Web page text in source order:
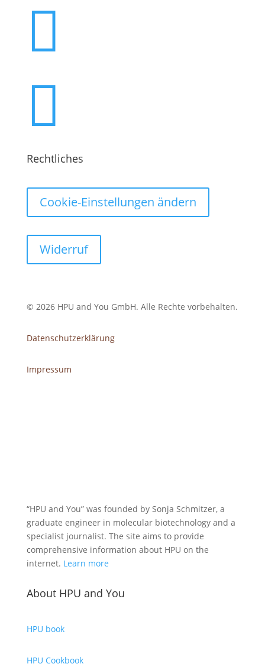


Rechtliches
Cookie-Einstellungen ändern
Widerruf
© 2026 HPU and You GmbH. Alle Rechte vorbehalten.
Datenschutzerklärung
Impressum
“HPU and You” was founded by Sonja Schmitzer, a
graduate engineer in molecular biotechnology and a
specialist journalist. The site aims to provide
comprehensive information about HPU on the
internet. Learn more
About HPU and You
HPU book
HPU Cookbook